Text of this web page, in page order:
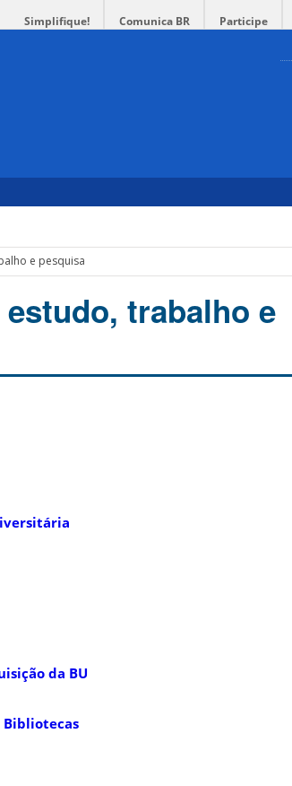
Simplifique! Comunica BR Participe
e pesquisa
trabalho e
da BU
Bibliotecas